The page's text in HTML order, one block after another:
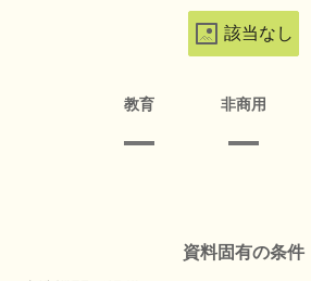
該当なし
教育 非商用
資料固有の条件